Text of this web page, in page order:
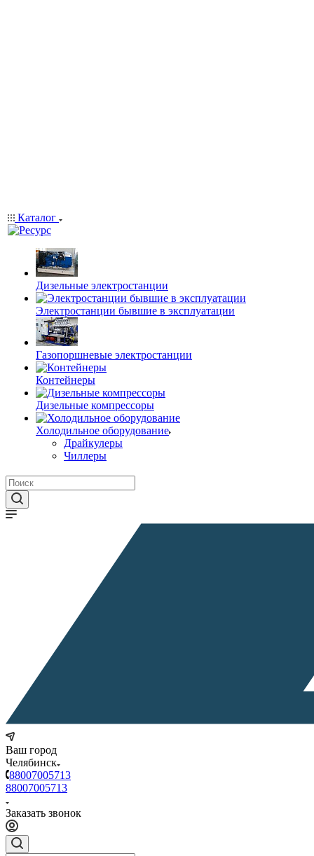
Каталог
Дизельные электростанции
Электростанции бывшие в эксплуатации
Газопоршневые электростанции
Контейнеры
Дизельные компрессоры
Холодильное оборудование
Драйкулеры
Чиллеры
Ваш город
Челябинск
88007005713
88007005713
Заказать звонок